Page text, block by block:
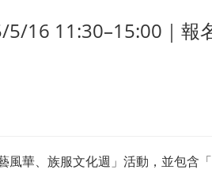
5/16 11:30–15:00｜報
風華、族服文化週」活動，並包含